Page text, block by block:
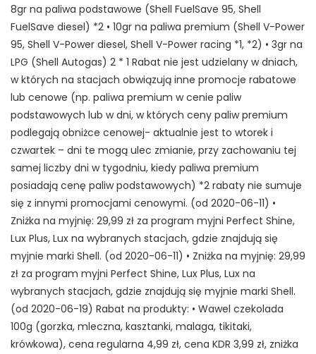
8gr na paliwa podstawowe (Shell FuelSave 95, Shell
FuelSave diesel) *2 • 10gr na paliwa premium (Shell V-Power
95, Shell V-Power diesel, Shell V-Power racing *1, *2) • 3gr na
LPG (Shell Autogas) 2 * 1 Rabat nie jest udzielany w dniach,
w których na stacjach obwiązują inne promocje rabatowe
lub cenowe (np. paliwa premium w cenie paliw
podstawowych lub w dni, w których ceny paliw premium
podlegają obniżce cenowej- aktualnie jest to wtorek i
czwartek – dni te mogą ulec zmianie, przy zachowaniu tej
samej liczby dni w tygodniu, kiedy paliwa premium
posiadają cenę paliw podstawowych) *2 rabaty nie sumuje
się z innymi promocjami cenowymi. (od 2020-06-11) •
Zniżka na myjnię: 29,99 zł za program myjni Perfect Shine,
Lux Plus, Lux na wybranych stacjach, gdzie znajdują się
myjnie marki Shell. (od 2020-06-11) • Zniżka na myjnię: 29,99
zł za program myjni Perfect Shine, Lux Plus, Lux na
wybranych stacjach, gdzie znajdują się myjnie marki Shell.
(od 2020-06-19) Rabat na produkty: • Wawel czekolada
100g (gorzka, mleczna, kasztanki, malaga, tikitaki,
krówkowa), cena regularna 4,99 zł, cena KDR 3,99 zł, zniżka